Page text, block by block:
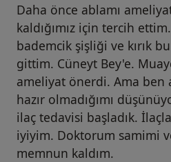
Daha önce ablamı
kaldığımız için tercih ettim.
bademcik şişliği ve kırık
gittim. Cüneyt Bey'e.
ameliyat önerdi. Ama ben
hazır olmadığımı
ilaç tedavisi başladık.
iyiyim. Doktorum samimi
memnun kaldım.